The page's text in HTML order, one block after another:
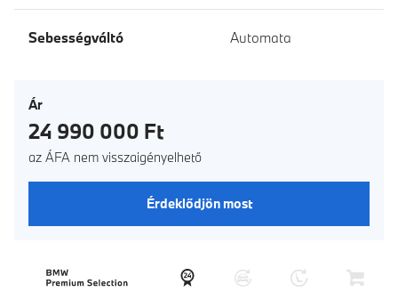
Sebességváltó Automata
Ár
24 990 000 Ft
az ÁFA nem visszaigényelhető
Érdeklődjön most